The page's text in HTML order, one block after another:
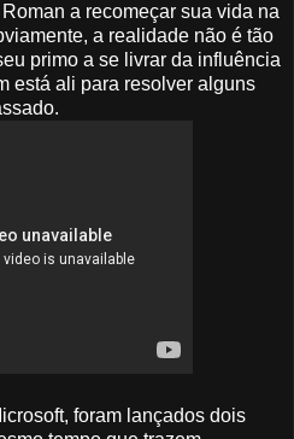
a recomeçar sua vida na
a realidade não é tão
primo a se livrar da influência
está ali para resolver alguns
foram lançados dois